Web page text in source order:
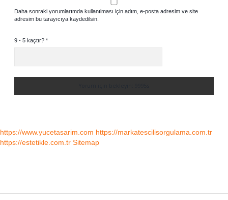
Daha sonraki yorumlarımda kullanılması için adım, e-posta adresim ve site
adresim bu tarayıcıya kaydedilsin.
9 - 5 kaçtır? *
https://www.yucetasarim.com https://markatescilisorgulama.com.tr
https://estetikle.com.tr Sitemap